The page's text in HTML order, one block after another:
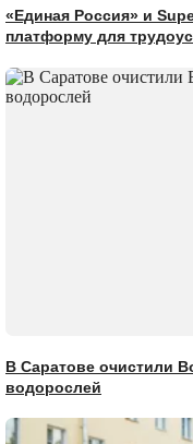
«Единая Россия» и
платформу для
В Саратове очистили
водорослей